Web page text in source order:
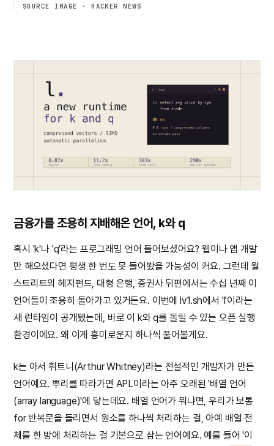
SOURCE IMAGE · HACKER NEWS
금융가를 조용히 지배해온 언어, k와 q
혹시 'k'나 'q'라는 프로그래밍 언어 들어보셨어요? 웹이나 앱 개발
만 해오셨다면 평생 한 번도 못 들어봤을 가능성이 커요. 그런데 월
스트리트의 헤지펀드, 대형 은행, 증권사 뒤편에서는 수십 년째 이
언어들이 조용히 돌아가고 있거든요. 이번에 lv1.sh에서 'l'이라는
새 런타임이 공개됐는데, 바로 이 k와 q를 돌릴 수 있는 오픈 실행
환경이에요. 왜 이게 흥미로운지 하나씩 풀어볼게요.
k는 아서 휘트니(Arthur Whitney)라는 전설적인 개발자가 만든
언어예요. 뿌리를 따라가면 APL이라는 아주 오래된 '배열 언어
(array language)'에 닿는데요. 배열 언어가 뭐냐면, 우리가 보통
for 반복문을 돌리면서 원소를 하나씩 처리하는 걸, 아예 배열 전
체를 한 방에 처리하는 걸 기본으로 삼는 언어예요. 예를 들어 '이